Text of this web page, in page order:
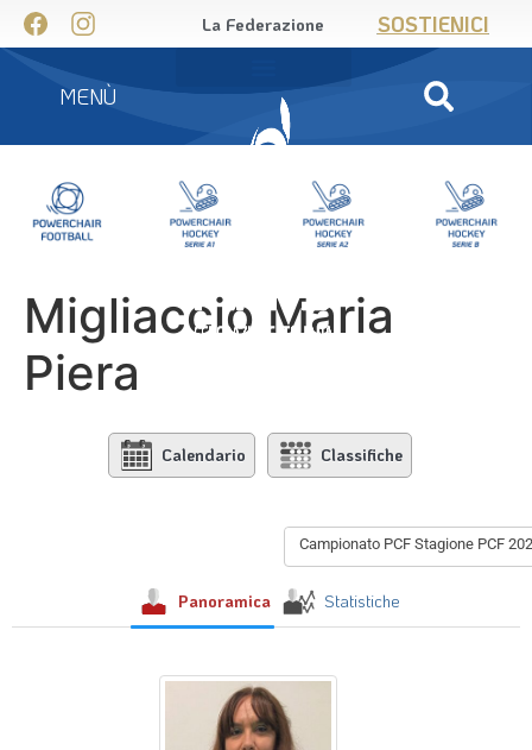
La Federazione SOSTIENICI
MENÙ
Migliaccio Maria
Piera
Calendario Classifiche
Campionato PCF Stagione PCF
Panoramica Statistiche